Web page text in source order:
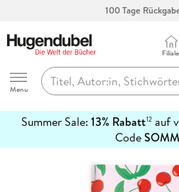
100 Tage
Hugendubel
Menu
Filiale
Summer Sale: 13% Rabatt12auf
Code
erfahren